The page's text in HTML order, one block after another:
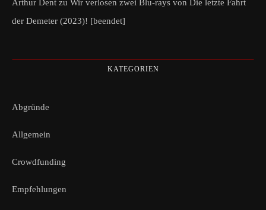
Arthur Dent zu Wir verlosen zwei Blu-rays von Die letzte Fahrt
der Demeter (2023)! [beendet]
KATEGORIEN
Abgründe
Allgemein
Crowdfunding
Empfehlungen